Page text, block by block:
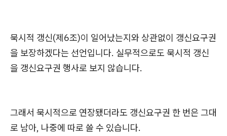
묵시적 갱신(제6조)이 일어났는지와 상관없이 갱신요구권
을 보장하겠다는 선언입니다. 실무적으로도 묵시적 갱신
을 갱신요구권 행사로 보지 않습니다.
그래서 묵시적으로 연장됐더라도 갱신요구권 한 번은 그대
로 남아, 나중에 따로 쓸 수 있습니다.